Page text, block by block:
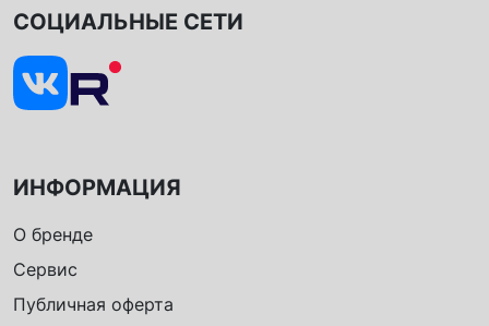
ИНФОРМАЦИЯ
О бренде
Сервис
Публичная оферта
СОЦИАЛЬНЫЕ СЕТИ